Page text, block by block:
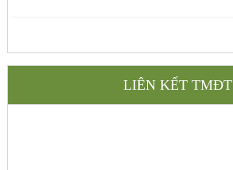
LIÊN KẾT TMĐT